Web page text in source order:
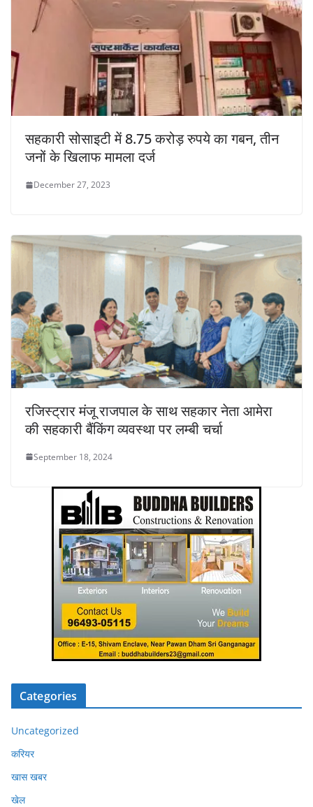
सहकारी सोसाइटी में 8.75 करोड़ रुपये का गबन, तीन
जनों के खिलाफ मामला दर्ज
December 27, 2023
रजिस्ट्रार मंजू राजपाल के साथ सहकार नेता आमेरा
की सहकारी बैंकिंग व्यवस्था पर लम्बी चर्चा
September 18, 2024
Categories
Uncategorized
करियर
खास खबर
खेल